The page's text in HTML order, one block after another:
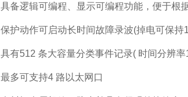
具备逻辑可编程、显示可编程功能，便于根
保护动作可启动长时间故障录波(掉电可保
具有512 条大容量分类事件记录( 时间分辨率
最多可支持4 路以太网口